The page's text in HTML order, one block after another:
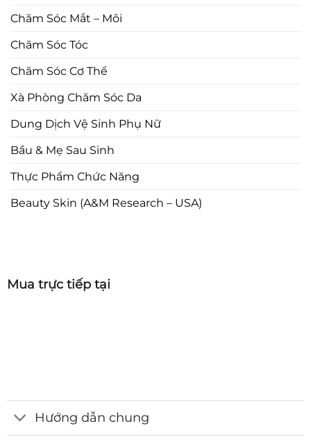
Chăm Sóc Mắt – Môi
Chăm Sóc Tóc
Chăm Sóc Cơ Thể
Xà Phòng Chăm Sóc Da
Dung Dịch Vệ Sinh Phụ Nữ
Bầu & Mẹ Sau Sinh
Thực Phẩm Chức Năng
Beauty Skin (A&M Research – USA)
Mua trực tiếp tại
Hướng dẫn chung